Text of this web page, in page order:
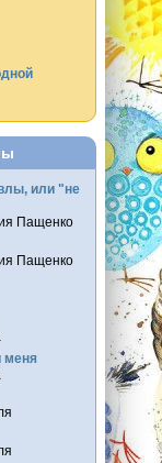
или "не
Пащенко
Пащенко
меня